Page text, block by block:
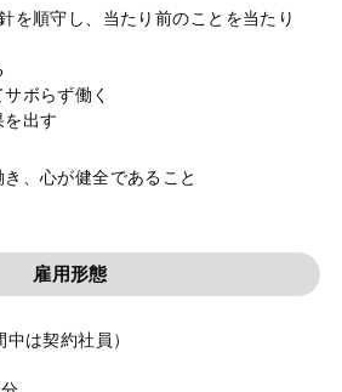
を順守し、当たり前のことを当たり
ボらず働く
を出す
、心が健全であること
雇用形態
は契約社員）